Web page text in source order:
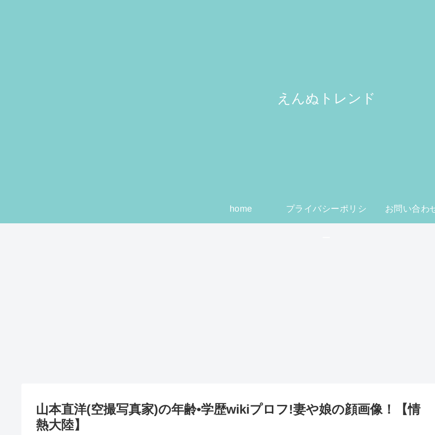
えんぬトレンド
home プライバシーポリシ お問い合わ
山本直洋(空撮写真家)の年齢•学歴wikiプロフ!妻や娘の顔画像！【情
熱大陸】